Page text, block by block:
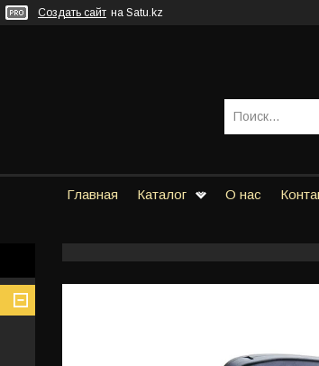
Создать сайт на Satu.kz
Главная Каталог О нас